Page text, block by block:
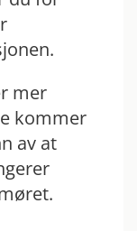
mer
kommer
av at